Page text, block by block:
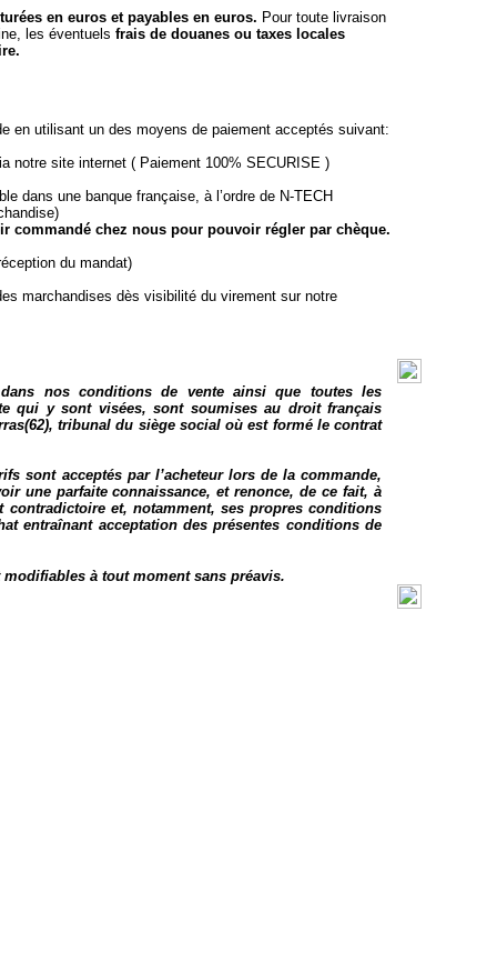
en euros et payables en euros. Pour toute livraison
les éventuels frais de douanes ou taxes locales
en utilisant un des moyens de paiement acceptés suivant:
notre site internet ( Paiement 100% SECURISE )
dans une banque française, à l’ordre de N-TECH
commandé chez nous pour pouvoir régler par chèque.
du mandat)
marchandises dès visibilité du virement sur notre
nos conditions de vente ainsi que toutes les
qui y sont visées, sont soumises au droit français
tribunal du siège social où est formé le contrat
sont acceptés par l’acheteur lors de la commande,
une parfaite connaissance, et renonce, de ce fait, à
contradictoire et, notamment, ses propres conditions
entraînant acceptation des présentes conditions de
à tout moment sans préavis.